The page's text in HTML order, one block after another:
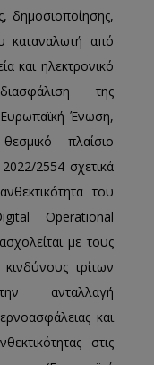
δημοσιοποίησης,
καταναλωτή από
και ηλεκτρονικό
της
Ένωση,
πλαίσιο
2554 σχετικά
του
Operational
με τους
τρίτων
ανταλλαγή
και
στις